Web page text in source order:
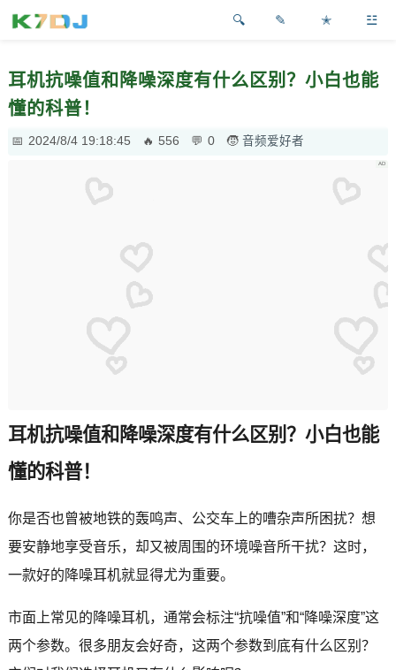
✎ ✭ ☳
耳机抗噪值和降噪深度有什么区别？小白也能
懂的科普！
2024/8/4 19:18:45 556 0 音频爱好者
耳机抗噪值和降噪深度有什么区别？小白也能
懂的科普！
你是否也曾被地铁的轰鸣声、公交车上的嘈杂声所困扰？想
要安静地享受音乐，却又被周围的环境噪音所干扰？这时，
一款好的降噪耳机就显得尤为重要。
市面上常见的降噪耳机，通常会标注“抗噪值”和“降噪深度”这
两个参数。很多朋友会好奇，这两个参数到底有什么区别？